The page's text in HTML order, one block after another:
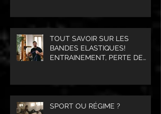
TOUT SAVOIR SUR LES
BANDES ELASTIQUES!
ENTRAINEMENT, PERTE DE
SPORT OU RÉGIME ?